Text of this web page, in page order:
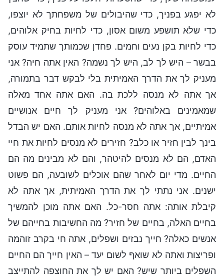
לא יפגע בפניך, כדי שהיבולים של משפחתך לא יוצפו,
כדי שלא תושפע משום אסון, כדי לחיות בחיק אלוהים,
כדי לחיות בקן נעים וחמים. פחדן שכמותך שתמיד עוסק
בבשר – היש לך לב, היש לך נשמה? האין אתה חיה? אני
מעניק לך את הדרך האמיתית בלי לבקש דבר בתמורה,
אך אתה לא מנסה ללכת בה. האם אתה אחד מאלה
שמאמינים באלוהים? אני מעניק לך חיים אנושיים
אמיתיים, אך אתה לא מנסה לחיות אותם. האם יש הבדל
בינך לבין חזיר או כלב? חזירים לא מנסים לחיות את חיי
האדם, הם לא מנסים להיטהר, והם לא מבינים מה הם
החיים. מדי יום לאחר שהם אוכלים לשובעה, הם פשוט
ישנים. אני נתתי לך את הדרך האמיתית, אך אתה לא
קיבלת אותה: אתה חסר-כל. האם אתה מוכן להמשיך
בחיים האלה, בחיים של חזיר? מה החשיבות בחייהם של
אנשים כאלה? חייך נבזים ושפלים, אתה חי בקרב זוהמה
ופריצות ואתה לא שואף לשום יעד – האין חייך הם החיים
השפלים ביותר שיש? האם יש לך את החוצפה להתייצב